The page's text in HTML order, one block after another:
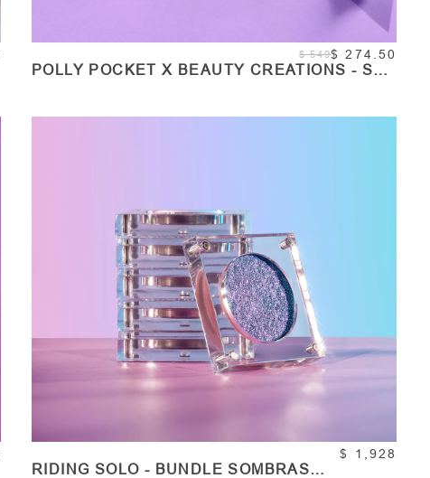
$ 549$ 274.50
POLLY POCKET X BEAUTY CREATIONS - SET
COMPRAR
$ 1,928
RIDING SOLO - BUNDLE SOMBRAS